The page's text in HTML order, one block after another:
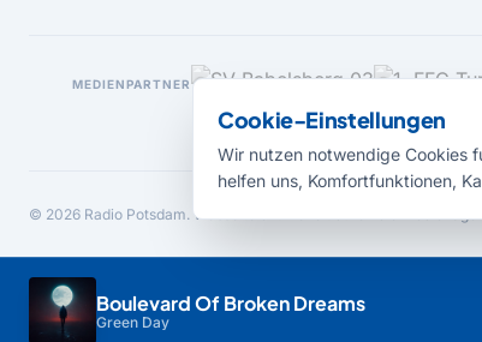
Boulevard Of Broken Dreams
Green Day
MEDIENPARTNER
© 2026 Radio Potsdam. Webseite entwickelt durch die
Cookie-Einstellungen
Wir nutzen notwendige Cookies
helfen uns, Komfortfunktionen,